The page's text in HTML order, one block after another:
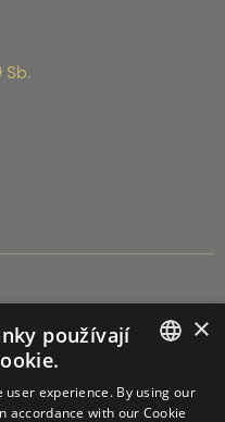
Třebíč
CZECH
×
používají
experience. By using our
accordance with our Cookie